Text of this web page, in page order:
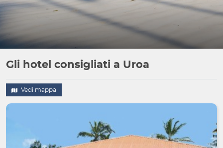
Gli hotel consigliati a Uroa
Vedi mappa